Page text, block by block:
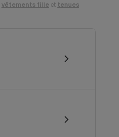
vêtements fille et tenues